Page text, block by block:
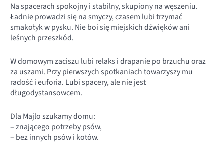
Na spacerach spokojny i stabilny, skupiony na węszeniu.
Ładnie prowadzi się na smyczy, czasem lubi trzymać
smakołyk w pysku. Nie boi się miejskich dźwięków ani
leśnych przeszkód.
W domowym zaciszu lubi relaks i drapanie po brzuchu oraz
za uszami. Przy pierwszych spotkaniach towarzyszy mu
radość i euforia. Lubi spacery, ale nie jest
długodystansowcem.
Dla Majlo szukamy domu:
– znającego potrzeby psów,
– bez innych psów i kotów.